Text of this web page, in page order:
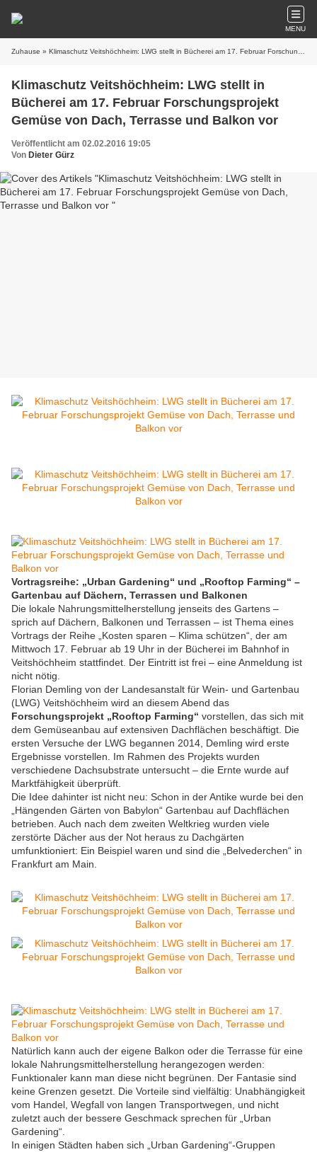
MENU
Zuhause » Klimaschutz Veitshöchheim: LWG stellt in Bücherei am 17. Februar Forschungsprojekt Gemüse von Dach, Terrasse und Balkon vor
Klimaschutz Veitshöchheim: LWG stellt in
Bücherei am 17. Februar Forschungsprojekt
Gemüse von Dach, Terrasse und Balkon vor
Veröffentlicht am 02.02.2016 19:05
Von Dieter Gürz
Vortragsreihe: „Urban Gardening“ und „Rooftop Farming“ –
Gartenbau auf Dächern, Terrassen und Balkonen
Die lokale Nahrungsmittelherstellung jenseits des Gartens –
sprich auf Dächern, Balkonen und Terrassen – ist Thema eines
Vortrags der Reihe „Kosten sparen – Klima schützen“, der am
Mittwoch 17. Februar ab 19 Uhr in der Bücherei im Bahnhof in
Veitshöchheim stattfindet. Der Eintritt ist frei – eine Anmeldung ist
nicht nötig.
Florian Demling von der Landesanstalt für Wein- und Gartenbau
(LWG) Veitshöchheim wird an diesem Abend das
Forschungsprojekt „Rooftop Farming“ vorstellen, das sich mit
dem Gemüseanbau auf extensiven Dachflächen beschäftigt. Die
ersten Versuche der LWG begannen 2014, Demling wird erste
Ergebnisse vorstellen. Im Rahmen des Projekts wurden
verschiedene Dachsubstrate untersucht – die Ernte wurde auf
Marktfähigkeit überprüft.
Die Idee dahinter ist nicht neu: Schon in der Antike wurde bei den
„Hängenden Gärten von Babylon“ Gartenbau auf Dachflächen
betrieben. Auch nach dem zweiten Weltkrieg wurden viele
zerstörte Dächer aus der Not heraus zu Dachgärten
umfunktioniert: Ein Beispiel waren und sind die „Belvederchen“ in
Frankfurt am Main.
Natürlich kann auch der eigene Balkon oder die Terrasse für eine
lokale Nahrungsmittelherstellung herangezogen werden:
Funktionaler kann man diese nicht begrünen. Der Fantasie sind
keine Grenzen gesetzt. Die Vorteile sind vielfältig: Unabhängigkeit
vom Handel, Wegfall von langen Transportwegen, und nicht
zuletzt auch der bessere Geschmack sprechen für „Urban
Gardening“.
In einigen Städten haben sich „Urban Gardening“-Gruppen